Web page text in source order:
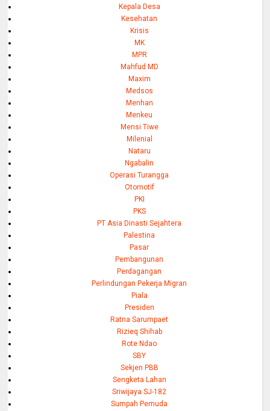
Kepala Desa
Kesehatan
Krisis
MK
MPR
Mahfud MD
Maxim
Medsos
Menhan
Menkeu
Mensi Tiwe
Milenial
Nataru
Ngabalin
Operasi Turangga
Otomotif
PKI
PKS
PT Asia Dinasti Sejahtera
Palestina
Pasar
Pembangunan
Perdagangan
Perlindungan Pekerja Migran
Piala
Presiden
Ratna Sarumpaet
Rizieq Shihab
Rote Ndao
SBY
Sekjen PBB
Sengketa Lahan
Sriwijaya SJ-182
Sumpah Pemuda